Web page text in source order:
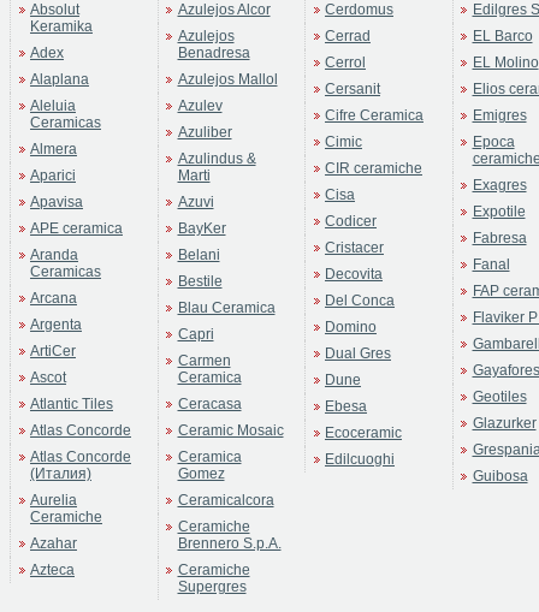
Absolut
Keramika
Adex
Alaplana
Aleluia
Ceramicas
Almera
Aparici
Apavisa
APE ceramica
Aranda
Ceramicas
Arcana
Argenta
ArtiCer
Ascot
Atlantic Tiles
Atlas Concorde
Atlas Concorde
(Италия)
Aurelia
Ceramiche
Azahar
Azteca
Azulejos Alcor
Azulejos
Benadresa
Azulejos Mallol
Azulev
Azuliber
Azulindus &
Marti
Azuvi
BayKer
Belani
Bestile
Blau Ceramica
Capri
Carmen
Ceramica
Ceracasa
Ceramic Mosaic
Ceramica
Gomez
Ceramicalcora
Ceramiche
Brennero S.p.A.
Ceramiche
Supergres
Cerdomus
Cerrad
Cerrol
Cersanit
Cifre Ceramica
Cimic
CIR ceramiche
Cisa
Codicer
Cristacer
Decovita
Del Conca
Domino
Dual Gres
Dune
Ebesa
Ecoceramic
Edilcuoghi
Edilgres
EL Barco
EL Molino
Elios
Emigres
Epoca
Exagres
Expotile
Fabresa
Fanal
FAP
Flaviker
Gayafores
Geotiles
Glazurker
Guibosa